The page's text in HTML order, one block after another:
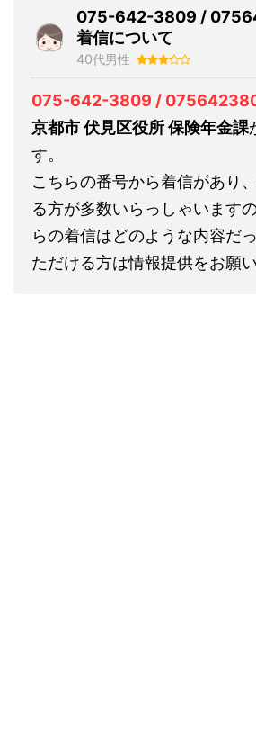
075-642-3809 /
着信について
40代男性
075-642-3809 /
京都市 伏見区役所 保険年金課
す。
こちらの番号から着信があり
る方が多数いらっしゃいます
らの着信はどのような内容だ
ただける方は情報提供をお願い